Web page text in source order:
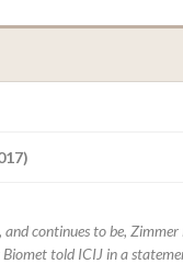
and continues to be,
told ICIJ in a